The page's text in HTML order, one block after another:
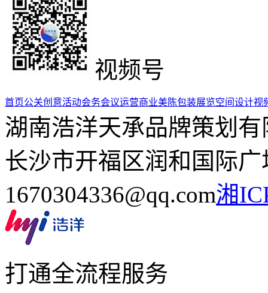
视频号
首页公关创意活动会务会议运营商业美陈包装展览空间设计视
湖南浩洋天承品牌策划
长沙市开福区润和国际广
1670304336@qq.com湘
打通全流程服务